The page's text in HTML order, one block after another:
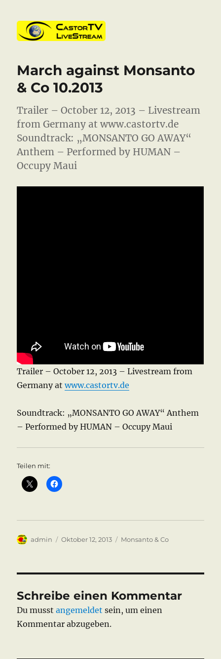
March against Monsanto
& Co 10.2013
Trailer – October 12, 2013 – Livestream
from Germany at www.castortv.de
Soundtrack: „MONSANTO GO AWAY“
Anthem – Performed by HUMAN –
Occupy Maui
Trailer – October 12, 2013 – Livestream from
Germany atwww.castortv.de
Soundtrack: „MONSANTO GO AWAY“ Anthem
– Performed by HUMAN – Occupy Maui
Teilen mit:
Autor
admin
Veröffentlicht
Oktober 12, 2013 Kategorien
Monsanto & Co
Schreibe einen Kommentar
Du musstangemeldet sein, um einen
Kommentar abzugeben.